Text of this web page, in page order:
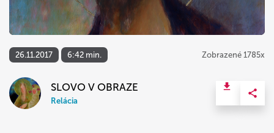
26.11.2017 6:42 min. Zobrazené 1785x
SLOVO V OBRAZE
Relácia